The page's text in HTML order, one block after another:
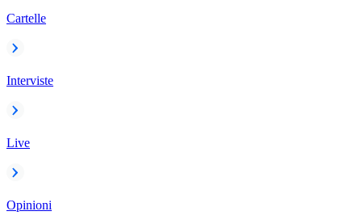
Cartelle
Interviste
Live
Opinioni